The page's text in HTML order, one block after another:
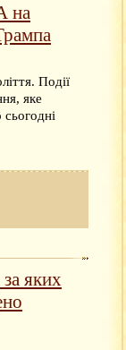
на
Події
яке
яких